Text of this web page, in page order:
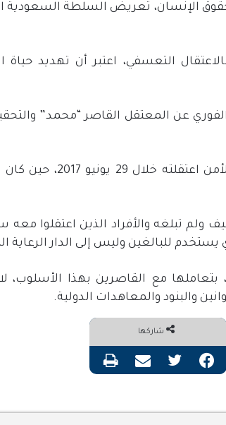
الإنسان، تعريض السلطة السعودية
التعسفي، اعتبر أن تهديد
عن المعتقل القاصر “محمد”
تبلغه والأفراد الذين اعتقلوا معه
للبالغين وليس إلى الدار
مع القاصرين بهذا الأسلوب،
والبنود والمعاهدات الدولية.
شاركها
فيسبوك تويتر مشاركة عبر البريد طباعة